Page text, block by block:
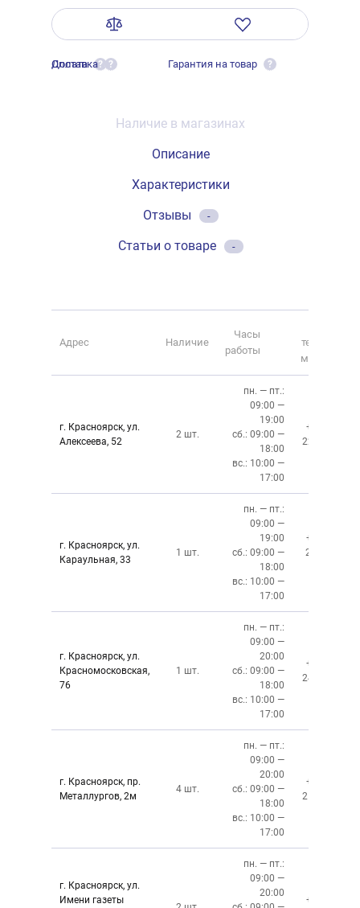
Оплата ?
Доставка ? Гарантия на товар ?
Наличие в магазинах
Описание
Характеристики
Отзывы
-
Статьи о товаре -
Адрес Наличие
Часы
работы
телефона
магазина
г. Красноярск, ул.
Алексеева, 52
2 шт.
пн. — пт.:
09:00 —
19:00
сб.: 09:00 —
18:00
вс.: 10:00 —
17:00
+7 (391)
220-08-02
г. Красноярск, ул.
Караульная, 33
1 шт.
пн. — пт.:
09:00 —
19:00
сб.: 09:00 —
18:00
вс.: 10:00 —
17:00
+7 (391)
219‒01‒
г. Красноярск, ул.
Красномосковская,
76
1 шт.
пн. — пт.:
09:00 —
20:00
сб.: 09:00 —
18:00
вс.: 10:00 —
17:00
+7 (391)
243-83-01
г. Красноярск, пр.
Металлургов, 2м
4 шт.
пн. — пт.:
09:00 —
20:00
сб.: 09:00 —
18:00
вс.: 10:00 —
17:00
+7 (391)
212-87-27
г. Красноярск, ул.
Имени газеты
пн. — пт.:
09:00 —
20:00
+7 (391)